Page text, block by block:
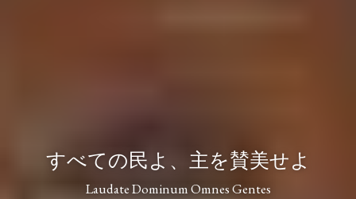
すべての民よ、主を賛美せよ
Laudate Dominum Omnes Gentes